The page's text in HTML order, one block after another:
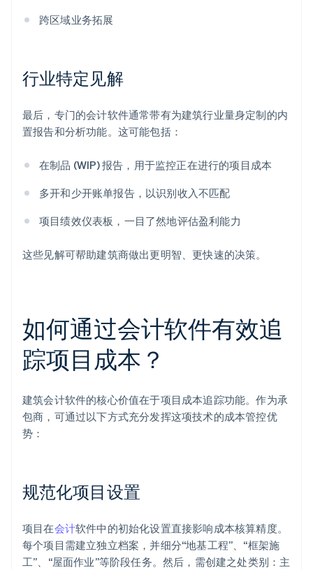
跨区域业务拓展
行业特定见解
最后，专门的会计软件通常带有为建筑行业量身定制的内
置报告和分析功能。这可能包括：
在制品 (WIP) 报告，用于监控正在进行的项目成本
多开和少开账单报告，以识别收入不匹配
项目绩效仪表板，一目了然地评估盈利能力
这些见解可帮助建筑商做出更明智、更快速的决策。
如何通过会计软件有效追
踪项目成本？
建筑会计软件的核心价值在于项目成本追踪功能。作为承
包商，可通过以下方式充分发挥这项技术的成本管控优
势：
规范化项目设置
项目在会计软件中的初始化设置直接影响成本核算精度。
每个项目需建立独立档案，并细分“地基工程”、“框架施
工”、“屋面作业”等阶段任务。然后，需创建之处类别：主